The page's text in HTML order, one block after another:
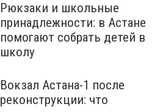
Рюкзаки и школьные
принадлежности: в Астане
помогают собрать детей в
школу
Вокзал Астана-1 после
реконструкции: что